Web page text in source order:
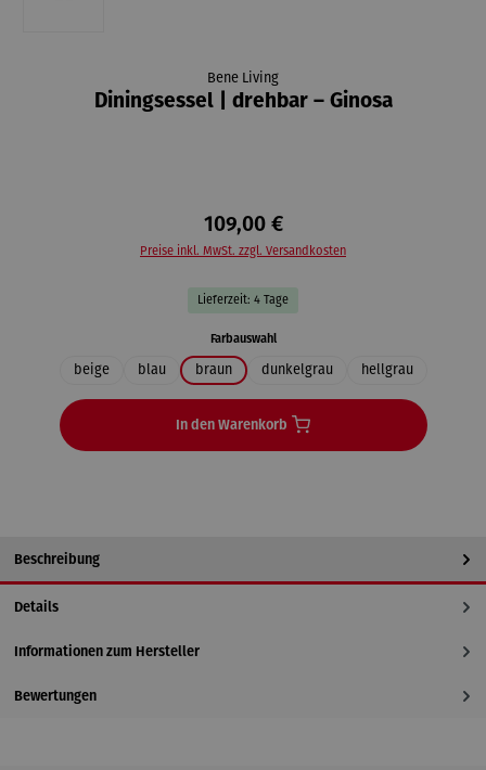
Bene Living
Diningsessel | drehbar – Ginosa
109,00 €
Preise inkl. MwSt. zzgl. Versandkosten
Lieferzeit: 4 Tage
Farbauswahlauswählen
beige blau braun dunkelgrau hellgrau
In den Warenkorb
Beschreibung
Details
Informationen zum Hersteller
Bewertungen